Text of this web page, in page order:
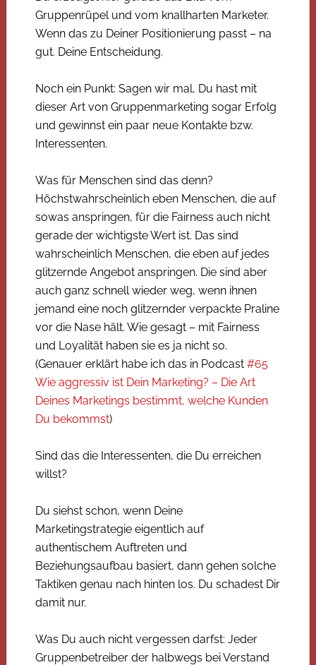
Gruppenrüpel und vom knallharten Marketer.
Wenn das zu Deiner Positionierung passt – na
gut. Deine Entscheidung.
Noch ein Punkt: Sagen wir mal, Du hast mit
dieser Art von Gruppenmarketing sogar Erfolg
und gewinnst ein paar neue Kontakte bzw.
Interessenten.
Was für Menschen sind das denn?
Höchstwahrscheinlich eben Menschen, die auf
sowas anspringen, für die Fairness auch nicht
gerade der wichtigste Wert ist. Das sind
wahrscheinlich Menschen, die eben auf jedes
glitzernde Angebot anspringen. Die sind aber
auch ganz schnell wieder weg, wenn ihnen
jemand eine noch glitzernder verpackte Praline
vor die Nase hält. Wie gesagt – mit Fairness
und Loyalität haben sie es ja nicht so.
(Genauer erklärt habe ich das in Podcast #65
Wie aggressiv ist Dein Marketing? – Die Art
Deines Marketings bestimmt, welche Kunden
Du bekommst)
Sind das die Interessenten, die Du erreichen
willst?
Du siehst schon, wenn Deine
Marketingstrategie eigentlich auf
authentischem Auftreten und
Beziehungsaufbau basiert, dann gehen solche
Taktiken genau nach hinten los. Du schadest Dir
damit nur.
Was Du auch nicht vergessen darfst: Jeder
Gruppenbetreiber der halbwegs bei Verstand